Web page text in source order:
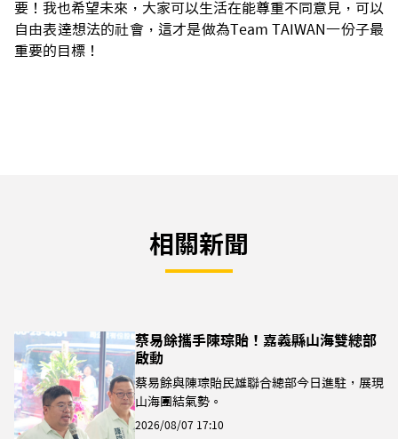
要！我也希望未來，大家可以生活在能尊重不同意見，可以
自由表達想法的社會，這才是做為Team TAIWAN一份子最
重要的目標！
相關新聞
蔡易餘攜手陳琮貽！嘉義縣山海雙總部
啟動
蔡易餘與陳琮貽民雄聯合總部今日進駐，展現
山海團結氣勢。
2026/08/07 17:10